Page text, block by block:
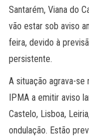
Santarém, Viana do
vão estar sob aviso
feira, devido à
persistente.
A situação agrava-se
IPMA a emitir aviso
Castelo, Lisboa,
ondulação. Estão